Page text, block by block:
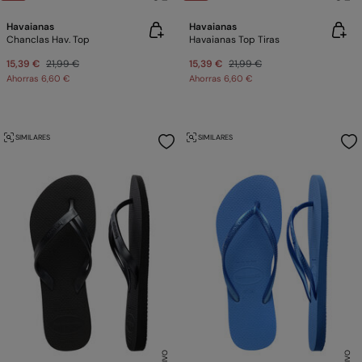
Havaianas
Chanclas Hav. Top
15,39 € 21,99 €
Ahorras 6,60 €
Havaianas
Havaianas Top Tiras
15,39 € 21,99 €
Ahorras 6,60 €
SIMILARES SIMILARES